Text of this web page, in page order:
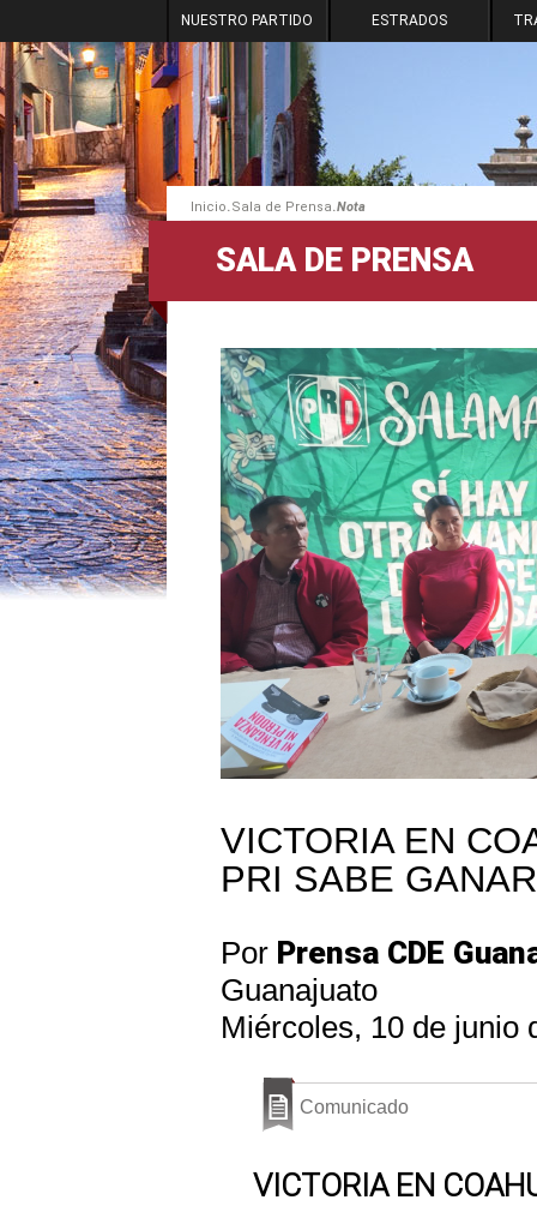
NUESTRO PARTIDO ESTRADOS
Inicio.Sala de Prensa.Nota
SALA DE PRENSA
VICTORIA EN
PRI SABE GANAR
Por Prensa CDE
Guanajuato
Miércoles, 10 de junio
Comunicado
VICTORIA EN